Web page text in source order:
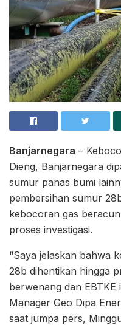
Banjarnegara –
Dieng, Banjarnegara
sumur panas bumi
pembersihan sumur
kebocoran gas
proses investigasi.
“Saya jelaskan bahwa
28b dihentikan hingga
berwenang dan EBTKE
Manager Geo Dipa
saat jumpa pers,